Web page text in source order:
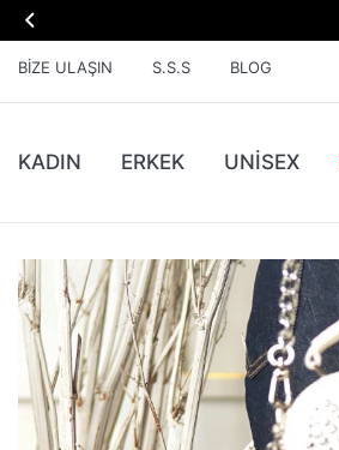

BIZE ULAŞIN S.S.S BLOG
KADIN ERKEK UNİSEX